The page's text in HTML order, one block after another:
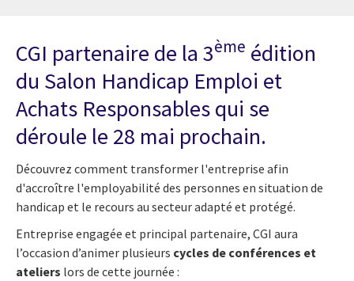
CGI partenaire de la 3ème édition
du Salon Handicap Emploi et
Achats Responsables qui se
déroule le 28 mai prochain.
Découvrez comment transformer l'entreprise afin
d'accroître l'employabilité des personnes en situation de
handicap et le recours au secteur adapté et protégé.
Entreprise engagée et principal partenaire, CGI aura
l’occasion d’animer plusieurs cycles de conférences et
ateliers lors de cette journée :